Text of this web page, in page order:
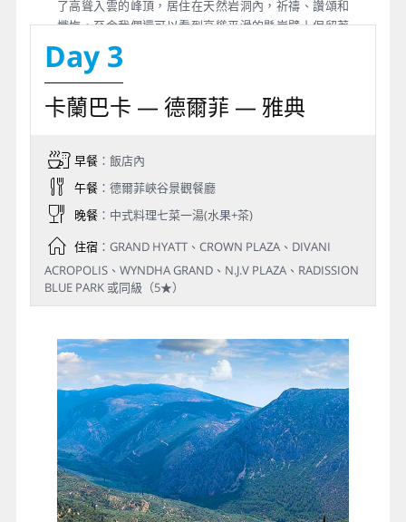
了高聳入雲的峰頂，居住在天然岩洞內，祈禱、讚頌和
懺悔。至今我們還可以看到高聳平滑的懸崖壁上保留著
的11世紀隱遁修士們古老殘破的洞室，這些動式及修到
院儘管令人難以置信，卻是希臘東正教最大和最重要的
建築之一。1988年，邁提歐拉被列入聯合國教科文組織
世界遺產名錄，為自然和文化雙重遺產。今日我們將參
休息則以其他修道院取代)。
Day 3
卡蘭巴卡 — 德爾菲 — 雅典
早餐：飯店內
午餐：德爾菲峽谷景觀餐廳
晚餐：中式料理七菜一湯(水果+茶)
住宿：GRAND HYATT、CROWN PLAZA、DIVANI
ACROPOLIS、WYNDHA GRAND、N.J.V PLAZA、RADISSION
BLUE PARK 或同級（5★）